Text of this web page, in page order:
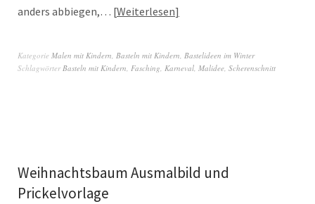
anders abbiegen,… Weiterlesen
Kategorie Malen mit Kindern, Basteln mit Kindern, Bastelideen im Winter
SchlagwörterBasteln mit Kindern, Fasching, Karneval, Malidee, Scherenschnitt
Weihnachtsbaum Ausmalbild und
Prickelvorlage